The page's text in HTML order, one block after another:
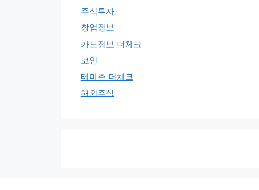
주식투자
창업정보
카드정보 더체크
코인
테마주 더체크
해외주식